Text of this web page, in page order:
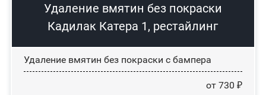
Удаление вмятин без покраски
Кадилак Катера 1, рестайлинг
Удаление вмятин без покраски с бампера
от 730 ₽